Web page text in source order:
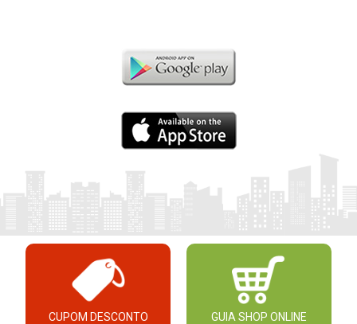
CUPOM DESCONTO GUIA SHOP ONLINE